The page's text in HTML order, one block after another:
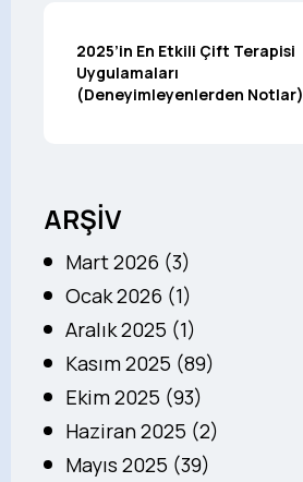
2025’in En Etkili Çift Terapisi
Uygulamaları
(Deneyimleyenlerden Notlar)
ARŞİV
Mart 2026 (3)
Ocak 2026 (1)
Aralık 2025 (1)
Kasım 2025 (89)
Ekim 2025 (93)
Haziran 2025 (2)
Mayıs 2025 (39)